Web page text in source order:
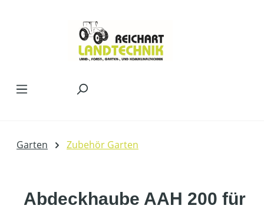
Garten Zubehör Garten
Abdeckhaube AAH 200 für